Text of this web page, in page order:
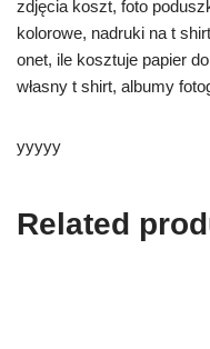
zdjęcia koszt, foto
kolorowe, nadruki na t
onet, ile kosztuje papier
własny t shirt, albumy
yyyyy
Related